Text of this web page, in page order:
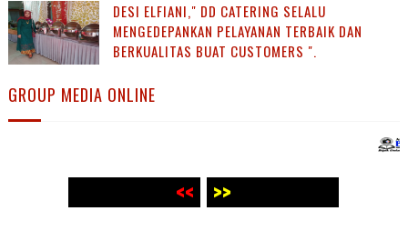
DESI ELFIANI," DD CATERING SELALU
MENGEDEPANKAN PELAYANAN TERBAIK DAN
BERKUALITAS BUAT CUSTOMERS ".
GROUP MEDIA ONLINE
WWW.PANJI POST.COM >>
<< WWW.PANJI POST.COM >>